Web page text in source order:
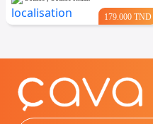
179.000 TND